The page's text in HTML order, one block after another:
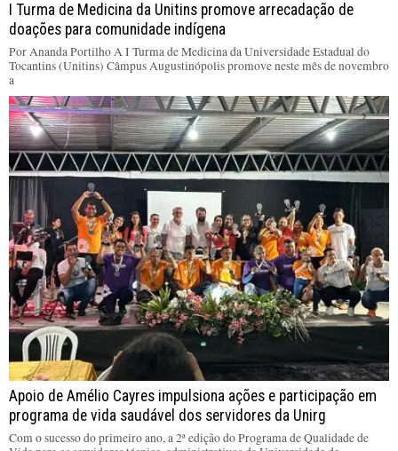
I Turma de Medicina da Unitins promove arrecadação de
doações para comunidade indígena
Por Ananda Portilho A I Turma de Medicina da Universidade Estadual do
Tocantins (Unitins) Câmpus Augustinópolis promove neste mês de novembro
a
Apoio de Amélio Cayres impulsiona ações e participação em
programa de vida saudável dos servidores da Unirg
Com o sucesso do primeiro ano, a 2ª edição do Programa de Qualidade de